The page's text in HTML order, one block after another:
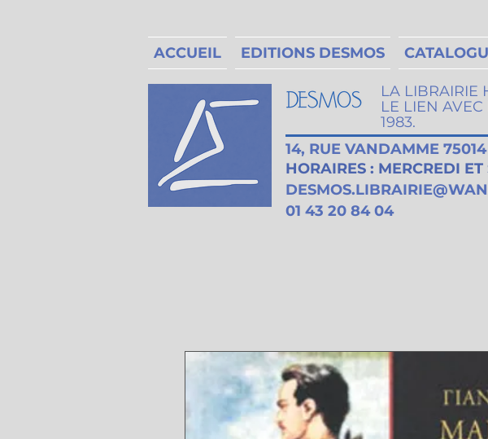
ACCUEIL EDITIONS DESMOS
LA LIBRAIRIE
LE LIEN
1983.
14, RUE VANDAMME 75014
HORAIRES : MERCREDI
01 43 20 84 04